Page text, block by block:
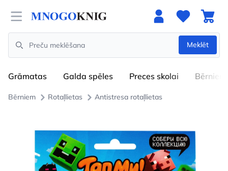
Open menu
Search
Meklēt
Grāmatas Galda spēles Preces skolai Bērniem
Bērniem Rotaļlietas Antistresa rotaļlietas